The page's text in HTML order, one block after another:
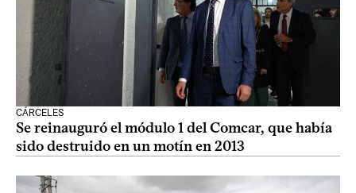
CÁRCELES
Se reinauguró el módulo 1 del Comcar, que había
sido destruido en un motín en 2013